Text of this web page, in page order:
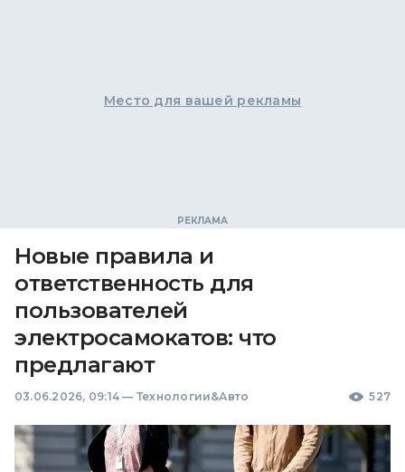
Место для вашей рекламы
Новые правила и
ответственность для
пользователей
электросамокатов: что
предлагают
03.06.2026, 09:14 — Технологии&Авто 527